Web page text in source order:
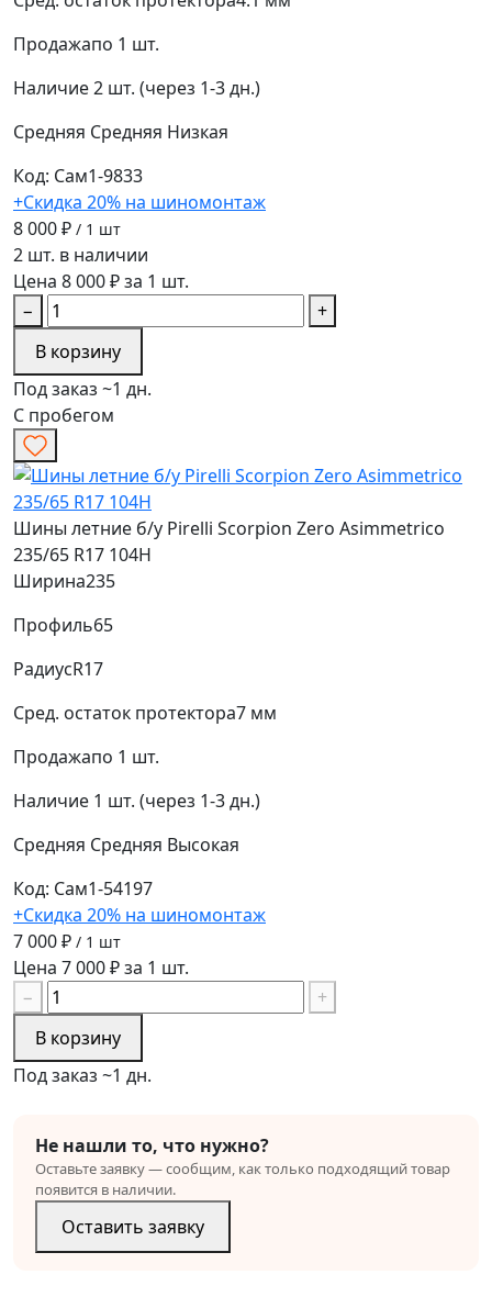
Продажапо 1 шт.
Наличие2 шт. (через 1-3 дн.)
Средняя Средняя Низкая
Код: Сам1-9833
+Скидка 20% на шиномонтаж
8 000 ₽ / 1 шт
2 шт. в наличии
Цена 8 000 ₽ за 1 шт.
−
+
В корзину
Под заказ ~1 дн.
С пробегом
Шины летние б/у Pirelli Scorpion Zero Asimmetrico
235/65 R17 104H
Ширина235
Профиль65
РадиусR17
Сред. остаток протектора7 мм
Продажапо 1 шт.
Наличие 1 шт. (через 1-3 дн.)
Средняя Средняя Высокая
Код: Сам1-54197
+Скидка 20% на шиномонтаж
7 000 ₽ / 1 шт
Цена 7 000 ₽ за 1 шт.
−
+
В корзину
Под заказ ~1 дн.
Не нашли то, что нужно?
Оставьте заявку — сообщим, как только подходящий товар
появится в наличии.
Оставить заявку